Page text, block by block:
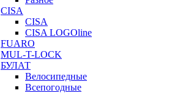
CISA
CISA
CISA LOGOline
FUARO
MUL-T-LOCK
БУЛАТ
Велосипедные
Всепогодные